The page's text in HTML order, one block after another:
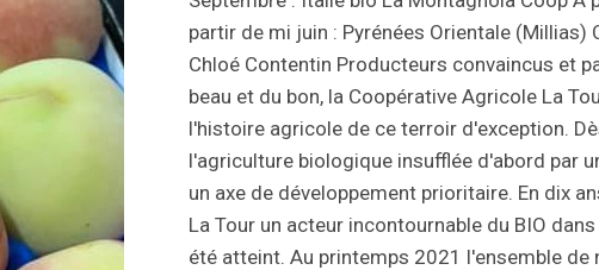
partir de mi juin : Pyrénées Orientale (Millias)
Chloé Contentin Producteurs convaincus et
beau et du bon, la Coopérative Agricole La
l'histoire agricole de ce terroir d'exception.
l'agriculture biologique insufflée d'abord par
un axe de développement prioritaire. En dix
La Tour un acteur incontournable du BIO
été atteint. Au printemps 2021 l'ensemble